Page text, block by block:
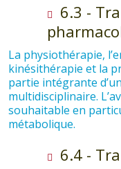
6.3 -
La physiothérapie,
kinésithérapie et la
partie intégrante
multidisciplinaire.
souhaitable en
métabolique.
6.4 -